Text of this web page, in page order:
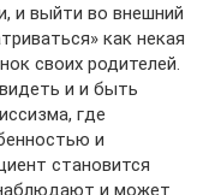
и выйти во внешний
как некая
своих родителей.
и и быть
где
и
становится
и может